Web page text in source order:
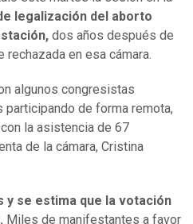
legalización del aborto
dos años después de
en esa cámara.
algunos congresistas
de forma remota,
la asistencia de 67
de la cámara, Cristina
y se estima que la votación
Miles de manifestantes a favor